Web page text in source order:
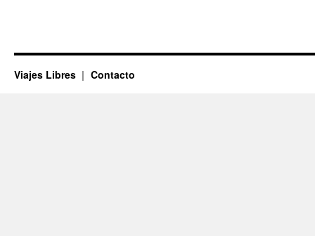
Viajes Libres Contacto